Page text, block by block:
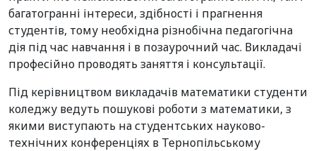
багатогранні інтереси, здібності і прагнення
студентів, тому необхідна різнобічна педагогічна
дія під час навчання і в позаурочний час. Викладачі
професійно проводять заняття і консультації.
Під керівництвом викладачів математики студенти
коледжу ведуть пошукові роботи з математики, з
якими виступають на студентських науково-
технічних конференціях в Тернопільському